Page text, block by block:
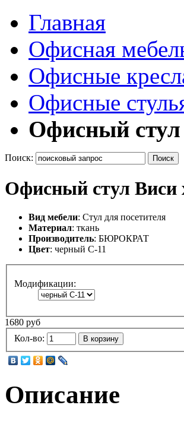
Главная
Офисная
Офисные
Офисные
Офисный
Поиск: Поиск
Офисный стул Виси
Вид мебели: Стул для посетителя
Материал: ткань
Производитель: БЮРОКРАТ
Цвет: черный С-11
Модификации:
1680 руб
Кол-во:
В корзину
Описание